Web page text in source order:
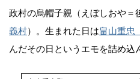
政村の烏帽子親（えぼしおや＝
義村）。生まれた日は畠山重忠
んだその日というエモを詰め込